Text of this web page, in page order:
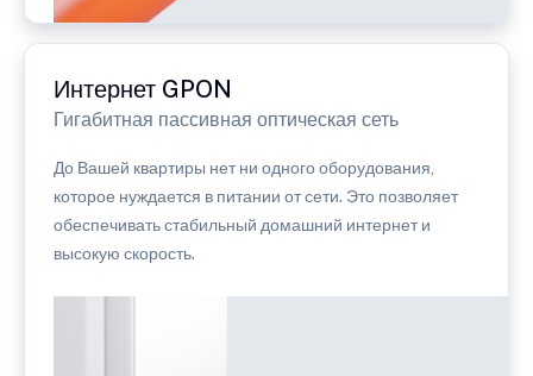
Интернет GPON
Гигабитная пассивная оптическая сеть
До Вашей квартиры нет ни одного оборудования,
которое нуждается в питании от сети. Это позволяет
обеспечивать стабильный домашний интернет и
высокую скорость.